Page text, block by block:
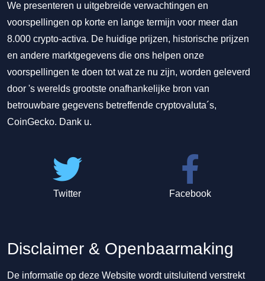
We presenteren u uitgebreide verwachtingen en
voorspellingen op korte en lange termijn voor meer dan
8.000 crypto-activa. De huidige prijzen, historische prijzen
en andere marktgegevens die ons helpen onze
voorspellingen te doen tot wat ze nu zijn, worden geleverd
door 's werelds grootste onafhankelijke bron van
betrouwbare gegevens betreffende cryptovaluta´s,
CoinGecko. Dank u.
Twitter Facebook
Disclaimer & Openbaarmaking
De informatie op deze Website wordt uitsluitend verstrekt